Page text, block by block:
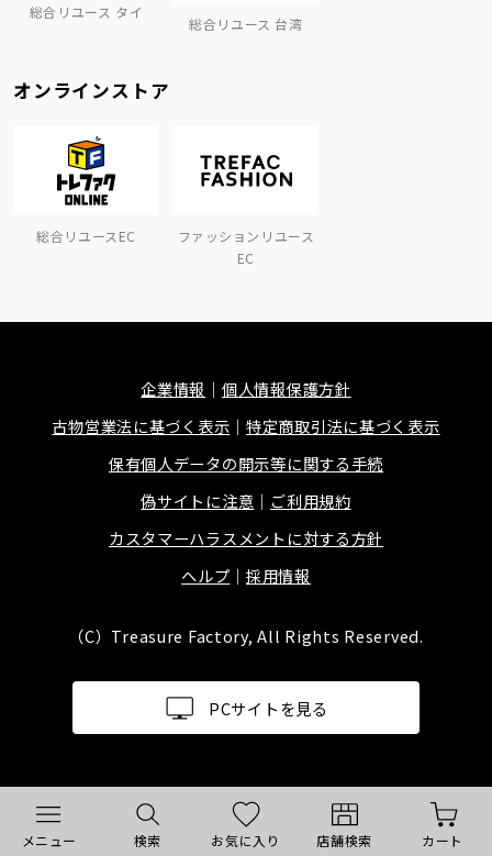
メニュー 検索 お気に入り 店舗検索 カート
総合リユース タイ
総合リユース 台湾
オンラインストア
総合リユースEC
ファッションリユース
EC
企業情報
個人情報保護方針
古物営業法に基づく表示
特定商取引法に基づく表示
保有個人データの開示等に関する手続
偽サイトに注意
ご利用規約
カスタマーハラスメントに対する方針
ヘルプ
採用情報
（C）Treasure Factory, All Rights Reserved.
PCサイトを見る